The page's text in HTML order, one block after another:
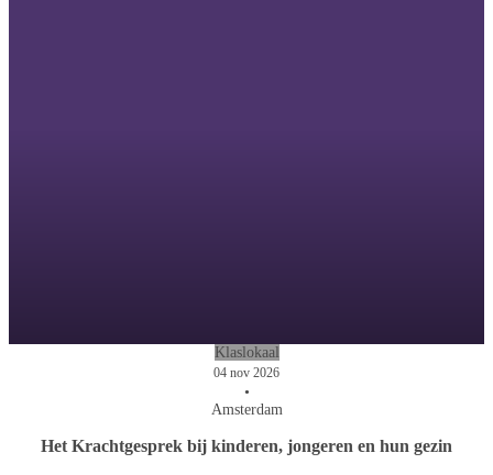
Klaslokaal
04 nov 2026
•
Amsterdam
Het Krachtgesprek bij kinderen, jongeren en hun gezin